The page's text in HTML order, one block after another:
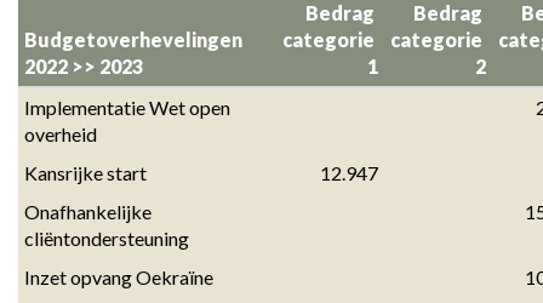
naar
navigatie
Budgetoverhevelingen
Budgetoverhevelingen
2022
Budgetoverhevelingen
2022 >> 2023
Bedrag
categorie
1
Bedrag
categorie
2
Implementatie Wet open
overheid
Kansrijke start
12.947
Onafhankelijke
cliëntondersteuning
Inzet opvang Oekraïne